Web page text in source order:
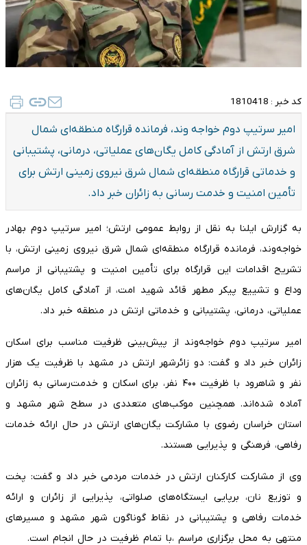
کد خبر : 1810418
امیر سرتیپ دوم خواجه ‌وند، فرمانده قرارگاه منطقه‌ای شمال
شرق ارتش از آمادگی کامل یگان‌های عملیاتی، درمانی، پشتیبانی
و خدماتی قرارگاه منطقه‌ای شمال‌ شرق نیروی زمینی ارتش برای
تأمین امنیت و خدمت ‌رسانی به زائران خبر داد.
به گزارش ایلنا به نقل از روابط عمومی ارتش؛ امیر سرتیپ دوم بهادر
خواجه‌وند، فرمانده قرارگاه منطقه‌ای شمال شرق نیروی زمینی ارتش، با
تشریح اقدامات این قرارگاه برای تأمین امنیت و پشتیبانی از مراسم
وداع و تشییع پیکر مطهر قائد شهید امت، از آمادگی کامل یگان‌های
عملیاتی، درمانی، پشتیبانی و خدماتی ارتش در منطقه خبر داد.
امیر سرتیپ دوم خواجه‌وند از پیش‌بینی ظرفیت مناسب برای اسکان
زائران خبر داد و گفت: دو زائرشهر ارتش در مشهد با ظرفیت یک ‌هزار
نفر و شاهرود با ظرفیت ۴۰۰ نفر، برای اسکان و خدمت‌رسانی به زائران
آماده شده‌اند. همچنین موکب‌های متعددی در سطح شهر مشهد و
استان خراسان رضوی با مشارکت یگان‌های ارتش در حال ارائه خدمات
رفاهی، فرهنگی و پذیرایی هستند.
وی از مشارکت کارکنان ارتش در خدمات مردمی خبر داد و گفت: پخت
و توزیع نان، برپایی ایستگاه‌های صلواتی، پذیرایی از زائران و ارائه
خدمات رفاهی و پشتیبانی در نقاط گوناگون شهر مشهد و مسیرهای
منتهی به محل برگزاری مراسم ،با تمام ظرفیت در حال انجام است.